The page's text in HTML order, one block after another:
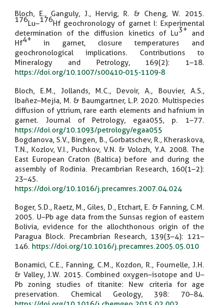
Bloch, E., Ganguly, J., Hervig, R. & Cheng, W. 2015.
176Lu–176Hf geochronology of garnet I: Experimental
determination of the diffusion kinetics of Lu3+ and
Hf4+ in garnet, closure temperatures and
geochronological implications. Contributions to
Mineralogy and Petrology, 169(2): 1–18.
https://doi.org/10.1007/s00410-015-1109-8
Bloch, E.M., Jollands, M.C., Devoir, A., Bouvier, A.S.,
Ibañez–Mejia, M. & Baumgartner, L.P. 2020. Multispecies
diffusion of yttrium, rare earth elements and hafnium in
garnet. Journal of Petrology, egaa055, p. 1–77.
https://doi.org/10.1093/petrology/egaa055
Bogdanova, S.V., Bingen, B., Gorbatschev, R., Kheraskova,
T.N., Kozlov, V.I., Puchkov, V.N. & Volozh, Y.A. 2008. The
East European Craton (Baltica) before and during the
assembly of Rodinia. Precambrian Research, 160(1–2):
23–45.
https://doi.org/10.1016/j.precamres.2007.04.024
Boger, S.D., Raetz, M., Giles, D., Etchart, E. & Fanning, C.M.
2005. U–Pb age data from the Sunsas region of eastern
Bolivia, evidence for the allochthonous origin of the
Paragua Block. Precambrian Research, 139(3–4): 121–
146. https://doi.org/10.1016/j.precamres.2005.05.010
Bonamici, C.E., Fanning, C.M., Kozdon, R., Fournelle, J.H.
& Valley, J.W. 2015. Combined oxygen–isotope and U–
Pb zoning studies of titanite: New criteria for age
preservation. Chemical Geology, 398: 70–84.